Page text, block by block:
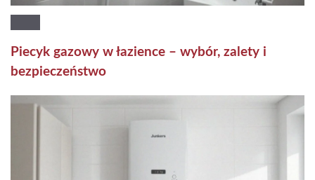
Piecyk gazowy w łazience – wybór, zalety i
bezpieczeństwo